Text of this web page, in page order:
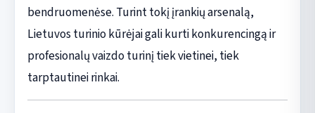
bendruomenėse. Turint tokį įrankių arsenalą,
Lietuvos turinio kūrėjai gali kurti konkurencingą ir
profesionalų vaizdo turinį tiek vietinei, tiek
tarptautinei rinkai.